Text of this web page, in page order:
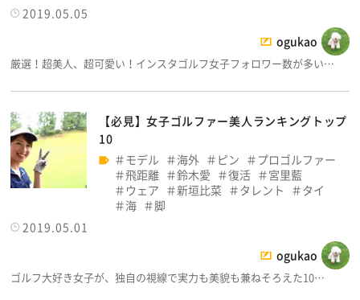
2019.05.05
ogukao
厳選！超美人、超可愛い！インスタゴルフ女子フォロワー数が多い…
【必見】女子ゴルファー美人ランキングトップ
10
モデル
海外 ピン
プロゴルファー
飛距離
鈴木愛 復活
宮里藍
ウェア
新垣比菜 タレント
タイ
海
脚
2019.05.01
ogukao
ゴルフ大好き女子が、独自の視線で実力も美貌も兼ねそろえた10…